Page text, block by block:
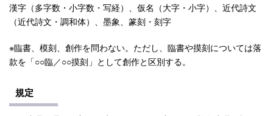
漢字（多字数・小字数・写経）、仮名（大字・小字）、近代詩文
（近代詩文・調和体）、墨象、篆刻・刻字
※臨書、模刻、創作を問わない。ただし、臨書や摸刻については落
款を「○○臨／○○摸刻」として創作と区別する。
規定